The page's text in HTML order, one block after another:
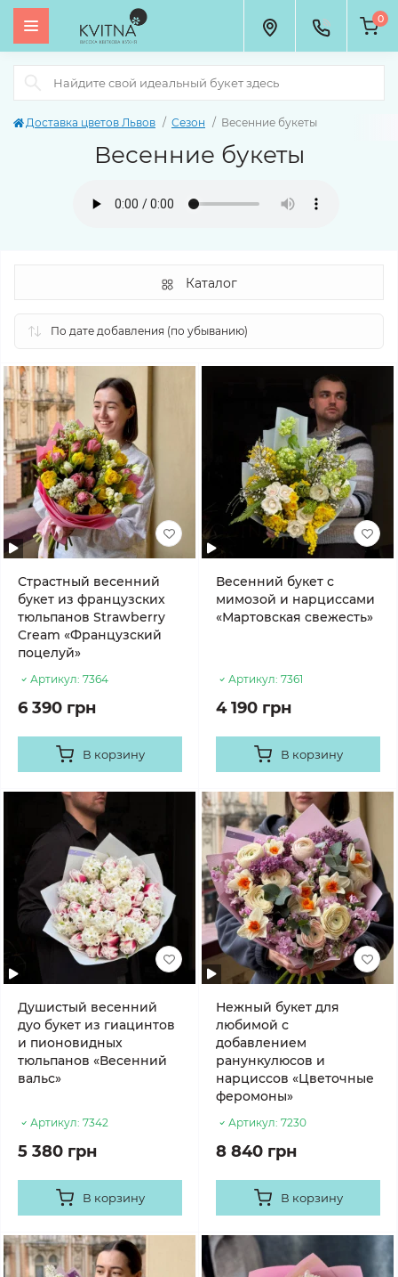
0
Доставка цветов Львов Сезон Весенние букеты
Весенние букеты
Каталог
Страстный весенний
букет из французских
тюльпанов Strawberry
Cream «Французский
поцелуй»
Артикул: 7364
6 390 грн
В корзину
Весенний букет с
мимозой и нарциссами
«Мартовская свежесть»
Артикул: 7361
4 190 грн
В корзину
Душистый весенний
дуо букет из гиацинтов
и пионовидных
тюльпанов «Весенний
вальс»
Артикул: 7342
5 380 грн
В корзину
Нежный букет для
любимой с
добавлением
ранункулюсов и
нарциссов «Цветочные
феромоны»
Артикул: 7230
8 840 грн
В корзину